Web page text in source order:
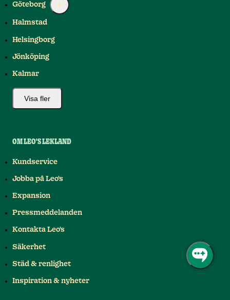
Göteborg
Halmstad
Helsingborg
Jönköping
Kalmar
Visa fler
OM LEO'S LEKLAND
Kundservice
Jobba på Leo's
Expansion
Pressmeddelanden
Kontakta Leo's
Säkerhet
Städ & renlighet
Inspiration & nyheter